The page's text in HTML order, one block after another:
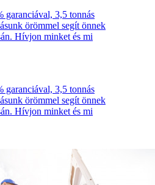
garanciával, 3,5 tonnás
örömmel segít önnek
Hívjon minket és mi
garanciával, 3,5 tonnás
örömmel segít önnek
Hívjon minket és mi